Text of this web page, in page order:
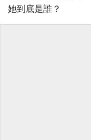
她到底是誰？